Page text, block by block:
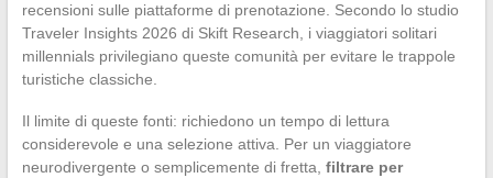
recensioni sulle piattaforme di prenotazione. Secondo lo studio
Traveler Insights 2026 di Skift Research, i viaggiatori solitari
millennials privilegiano queste comunità per evitare le trappole
turistiche classiche.
Il limite di queste fonti: richiedono un tempo di lettura
considerevole e una selezione attiva. Per un viaggiatore
neurodivergente o semplicemente di fretta, filtrare per